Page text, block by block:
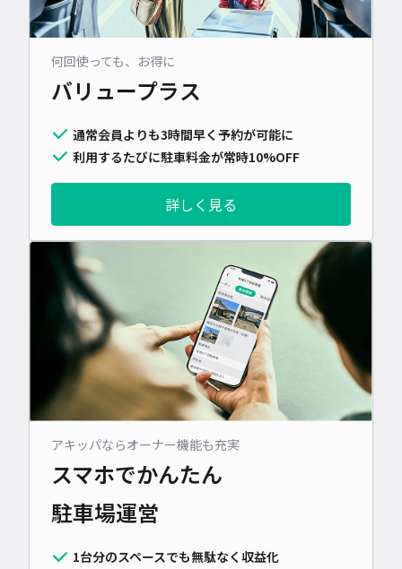
何回使っても、お得に
バリュープラス
通常会員よりも3時間早く予約が可能に
利用するたびに駐車料金が常時10%OFF
詳しく見る
アキッパならオーナー機能も充実
スマホでかんたん
駐車場運営
1台分のスペースでも無駄なく収益化